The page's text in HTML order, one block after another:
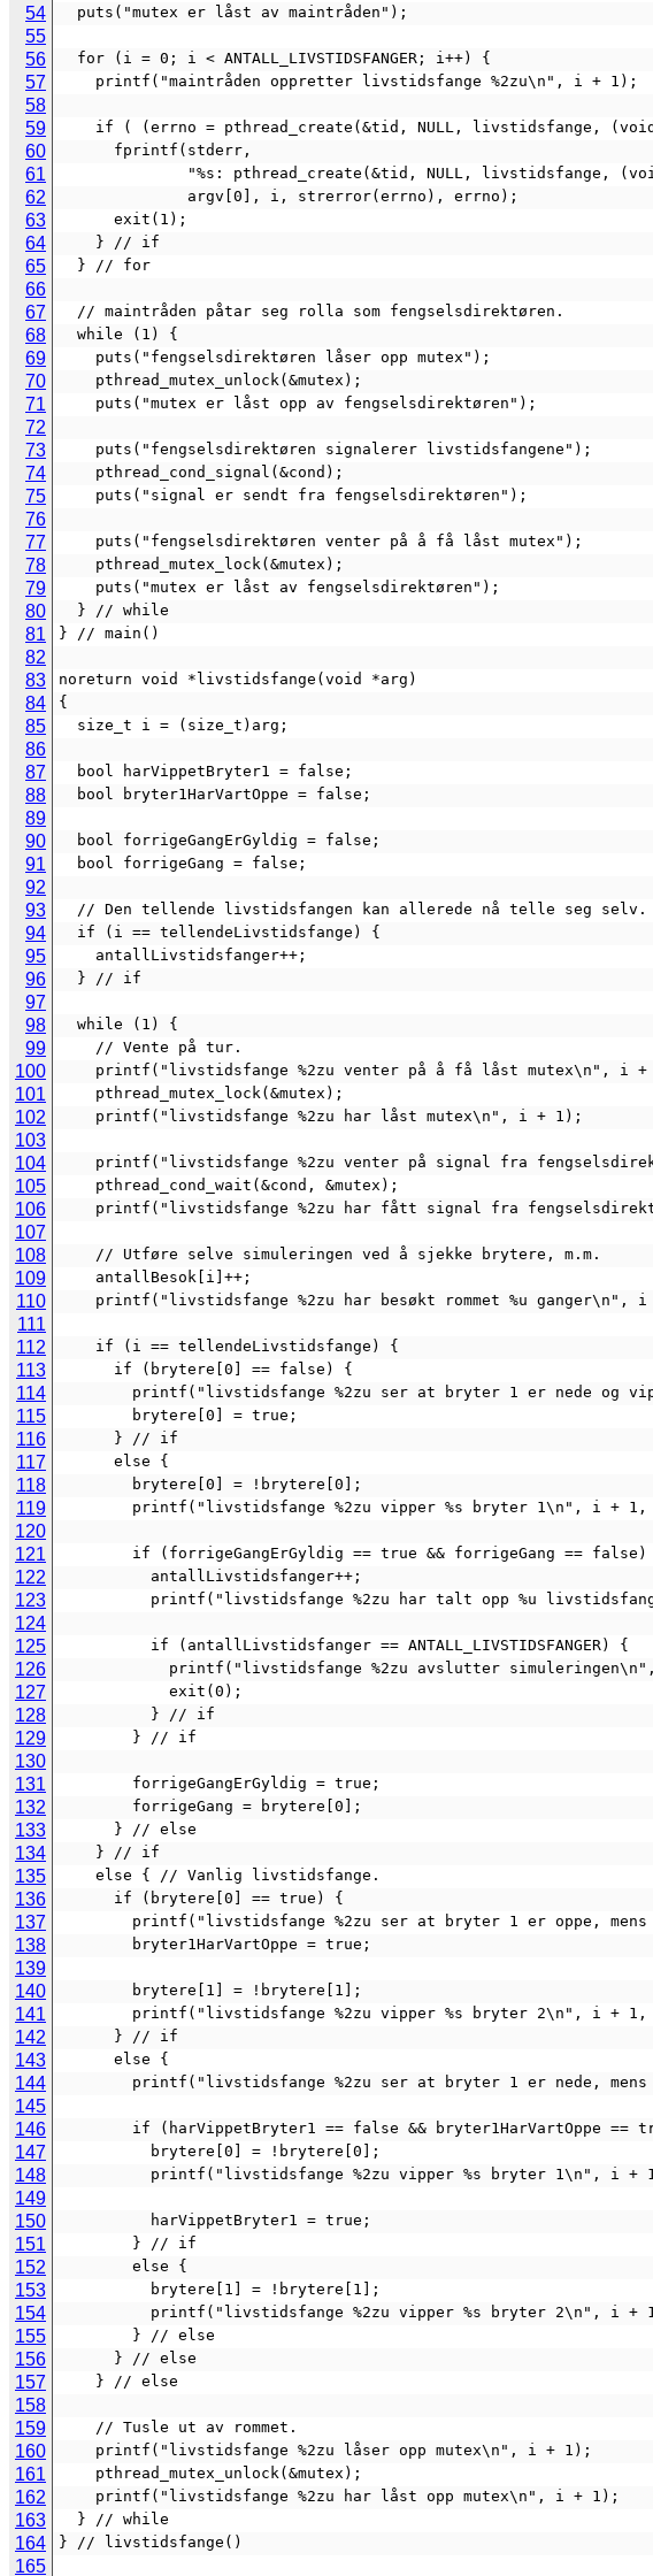
54
  puts("mutex er låst av maintråden");
55
56
  for (i = 0; i < ANTALL_LIVSTIDSFANGER; i++) {
57
    printf("maintråden oppretter livstidsfange %2zu\n", i + 1);
58
59
if ( (errno = pthread_create(&tid, NULL, livstidsfange,
60
      fprintf(stderr,
61
"%s: pthread_create(&tid, NULL,
62
              argv[0], i, strerror(errno), errno);
63
      exit(1);
64
    } // if
65
  } // for
66
67
  // maintråden påtar seg rolla som fengselsdirektøren.
68
  while (1) {
69
    puts("fengselsdirektøren låser opp mutex");
70
    pthread_mutex_unlock(&mutex);
71
    puts("mutex er låst opp av fengselsdirektøren");
72
73
    puts("fengselsdirektøren signalerer livstidsfangene");
74
    pthread_cond_signal(&cond);
75
    puts("signal er sendt fra fengselsdirektøren");
76
77
    puts("fengselsdirektøren venter på å få låst mutex");
78
    pthread_mutex_lock(&mutex);
79
    puts("mutex er låst av fengselsdirektøren");
80
  } // while
81 } // main()
82
83
noreturn void *livstidsfange(void *arg)
84 {
85
  size_t i = (size_t)arg;
86
87
  bool harVippetBryter1 = false;
88
  bool bryter1HarVartOppe = false;
89
90
  bool forrigeGangErGyldig = false;
91
  bool forrigeGang = false;
92
93
  // Den tellende livstidsfangen kan allerede nå telle seg selv.
94
  if (i == tellendeLivstidsfange) {
95
    antallLivstidsfanger++;
96
  } // if
97
98
  while (1) {
99
    // Vente på tur.
100
printf("livstidsfange %2zu venter på å få låst mutex\n", i +
101
    pthread_mutex_lock(&mutex);
102
    printf("livstidsfange %2zu har låst mutex\n", i + 1);
103
104
printf("livstidsfange %2zu venter på signal fra
105
    pthread_cond_wait(&cond, &mutex);
106
printf("livstidsfange %2zu har fått signal fra
107
108
    // Utføre selve simuleringen ved å sjekke brytere, m.m.
109
    antallBesok[i]++;
110
printf("livstidsfange %2zu har besøkt rommet %u ganger\n",
111
112
    if (i == tellendeLivstidsfange) {
113
      if (brytere[0] == false) {
114
printf("livstidsfange %2zu ser at bryter 1 er nede og
115
        brytere[0] = true;
116
      } // if
117
      else {
118
        brytere[0] = !brytere[0];
119
printf("livstidsfange %2zu vipper %s bryter 1\n", i
120
121
if (forrigeGangErGyldig == true && forrigeGang == false)
122
          antallLivstidsfanger++;
123
printf("livstidsfange %2zu har talt opp %u
124
125
          if (antallLivstidsfanger == ANTALL_LIVSTIDSFANGER) {
126
printf("livstidsfange %2zu avslutter
127
            exit(0);
128
          } // if
129
        } // if
130
131
        forrigeGangErGyldig = true;
132
        forrigeGang = brytere[0];
133
      } // else
134
    } // if
135
    else { // Vanlig livstidsfange.
136
      if (brytere[0] == true) {
137
printf("livstidsfange %2zu ser at bryter 1 er
138
        bryter1HarVartOppe = true;
139
140
        brytere[1] = !brytere[1];
141
printf("livstidsfange %2zu vipper %s bryter 2\n", i
142
      } // if
143
      else {
144
printf("livstidsfange %2zu ser at bryter 1 er
145
146
if (harVippetBryter1 == false && bryter1HarVartOppe ==
147
          brytere[0] = !brytere[0];
148
printf("livstidsfange %2zu vipper %s bryter 1\n",
149
150
          harVippetBryter1 = true;
151
        } // if
152
        else {
153
          brytere[1] = !brytere[1];
154
printf("livstidsfange %2zu vipper %s bryter 2\n",
155
        } // else
156
      } // else
157
    } // else
158
159
    // Tusle ut av rommet.
160
    printf("livstidsfange %2zu låser opp mutex\n", i + 1);
161
    pthread_mutex_unlock(&mutex);
162
    printf("livstidsfange %2zu har låst opp mutex\n", i + 1);
163
  } // while
164 } // livstidsfange()
165